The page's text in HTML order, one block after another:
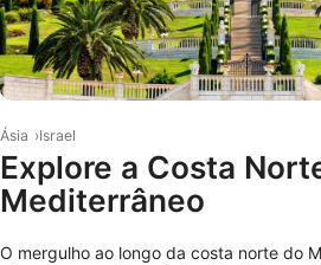
Ásia Israel
Explore a Costa
Mediterrâneo
O mergulho ao longo da costa norte do